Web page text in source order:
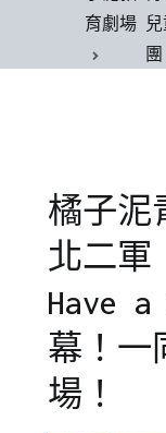
育劇場
團
橘子泥
北二
Have a
幕！一
場！